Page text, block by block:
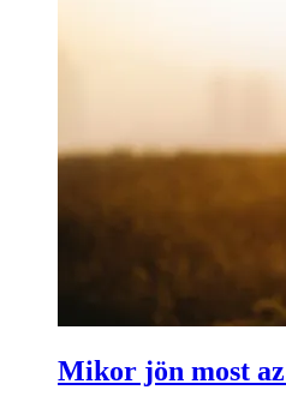
Mikor jön most az